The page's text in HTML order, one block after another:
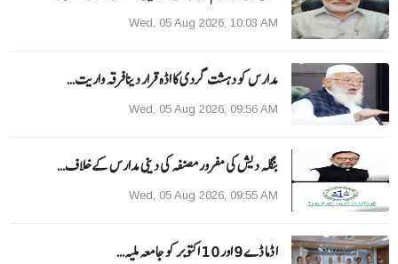
Wed, 05 Aug 2026, 10:03 AM
مدارس کو دہشت گردی کا اڈہ قرار دینا فرقہ واریت…
Wed, 05 Aug 2026, 09:56 AM
بنگلہ دیش کی مفرور مصنفہ کی دینی مدارس کے خلاف…
Wed, 05 Aug 2026, 09:55 AM
ا ڈما ڈے 9 اور 10 اکتوبر کو جامعہ ملیہ…